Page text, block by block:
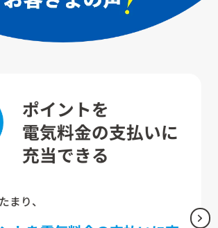
ポイントを
電気料金の支払いに
充当できる
まり、